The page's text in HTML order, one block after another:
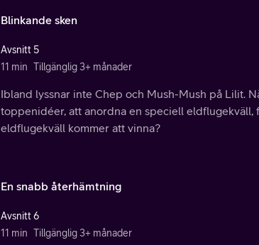
Blinkande sken
Avsnitt 5
11 min Tillgänglig 3+ månader
Ibland lyssnar inte Chep och Mush-Mush på Lilit.
toppenidéer, att anordna en speciell eldflugekväll,
eldflugekväll kommer att vinna?
En snabb återhämtning
Avsnitt 6
11 min Tillgänglig 3+ månader